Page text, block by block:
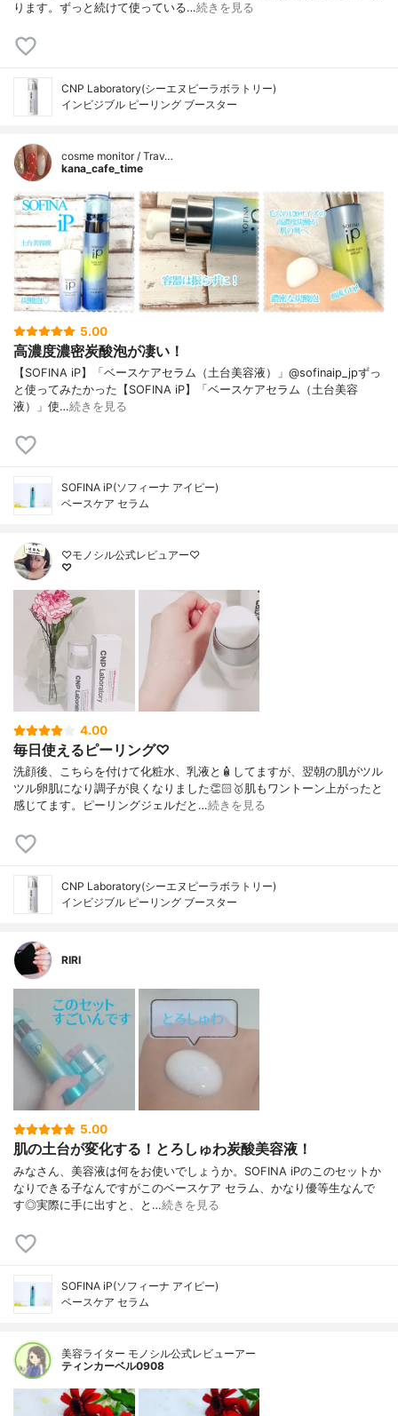
ります。ずっと続けて使っている…続きを見る
CNP Laboratory(シーエヌピーラボラトリー)
インビジブル ピーリング ブースター
cosme monitor / Trav…
kana_cafe_time
5.00
高濃度濃密炭酸泡が凄い！
【SOFINA iP】「ベースケアセラム（土台美容液）」@sofinaip_jpずっ
と使ってみたかった【SOFINA iP】「ベースケアセラム（土台美容
液）」使…続きを見る
SOFINA iP(ソフィーナ アイピー)
ベースケア セラム
♡モノシル公式レビュアー♡
♡
4.00
毎日使えるピーリング♡
洗顔後、こちらを付けて化粧水、乳液と🧴してますが、翌朝の肌がツル
ツル卵肌になり調子が良くなりました👏🏻🥇肌もワントーン上がったと
感じてます。ピーリングジェルだと…続きを見る
CNP Laboratory(シーエヌピーラボラトリー)
インビジブル ピーリング ブースター
RIRI
5.00
肌の土台が変化する！とろしゅわ炭酸美容液！
みなさん、美容液は何をお使いでしょうか。SOFINA iPのこのセットか
なりできる子なんですがこのベースケア セラム、かなり優等生なんで
す◎実際に手に出すと、と…続きを見る
SOFINA iP(ソフィーナ アイピー)
ベースケア セラム
美容ライター モノシル公式レビューアー
ティンカーベル0908